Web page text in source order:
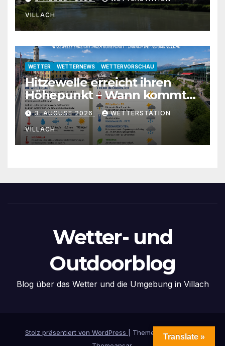
VILLACH
WETTER WETTERNEWS WETTERVORSCHAU
Hitzewelle erreicht ihren
Höhepunkt – Wann kommt
die Abkühlung?
3. AUGUST 2026 WETTERSTATION
VILLACH
Wetter- und
Outdoorblog
Blog über das Wetter und die Umgebung in Villach
Stolz präsentiert von WordPress
Theme: News Live by
Translate »